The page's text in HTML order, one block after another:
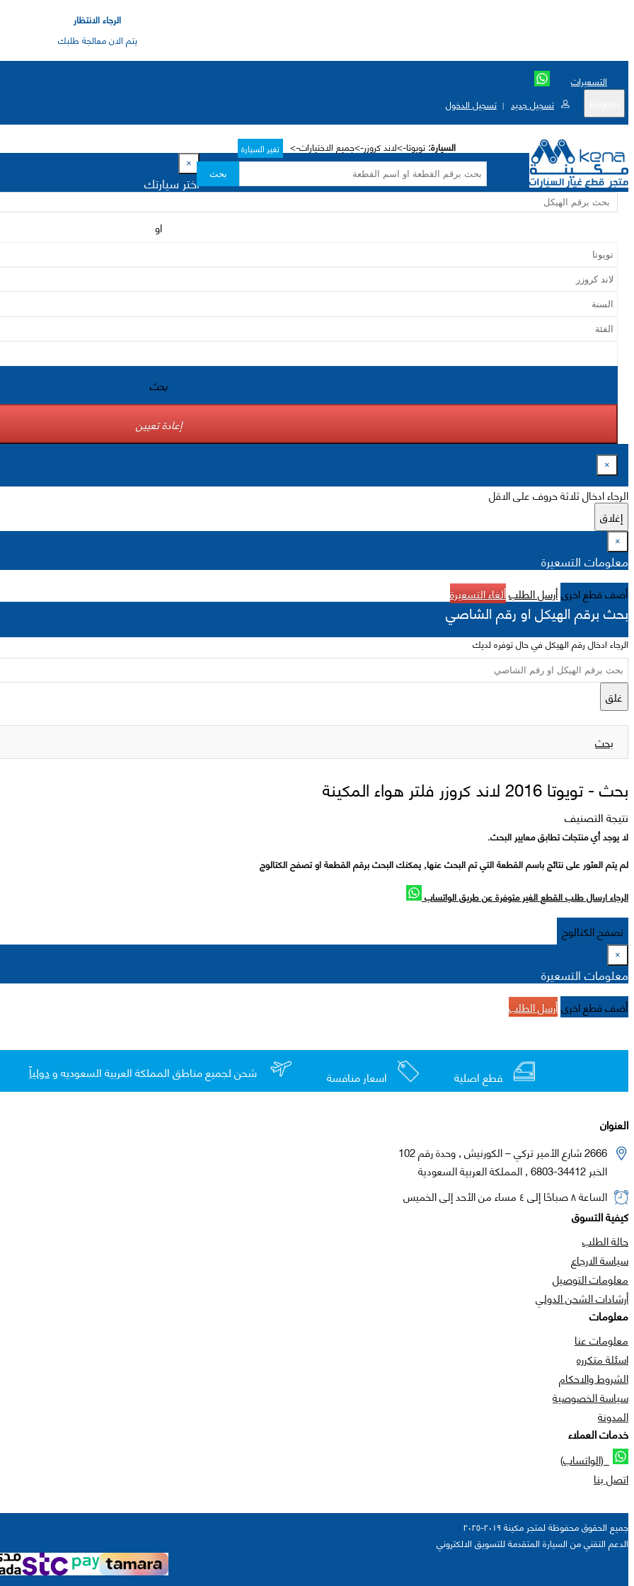
الرجاء الانتظار
يتم الان معالجة طلبك
التسعيرات
تسجيل جديد | تسجيل الدخول
السيارة: تويوتا->لاند كروزر->جميع الاختيارات-> تغير السيارة
بحث
×
اختر سيارتك
او
بحث
إعادة تعيين
×
الرجاء ادخال ثلاثة حروف على الاقل
إغلاق
×
معلومات التسعيرة
أضف قطع اخرىأرسل الطلبألغاء التسعيرة
بحث برقم الهيكل او رقم الشاصي
الرجاء ادخال رقم الهيكل في حال توفره لديك
غلق
بحث
بحث -تويوتا 2016 لاند كروزر فلتر هواء المكينة
نتيجة التصنيف
لا يوجد أي منتجات تطابق معايير البحث.
لم يتم العثور على نتائج باسم القطعة التي تم البحث عنها, يمكنك البحث برقم القطعة او تصفح الكتالوج
الرجاء ارسال طلب القطع الغير متوفرة عن طريق الواتساب
تصفح الكتالوج
×
معلومات التسعيرة
أضف قطع اخرىأرسل الطلب
قطع اصلية اسعار منافسة شحن لجميع مناطق المملكة العربية السعوديه ودولياً
العنوان
2666 شارع الأمير تركي – الكورنيش , وحدة رقم 102
الخبر 34412-6803 , المملكة العربية السعودية
الساعة ٨ صباحًا إلى ٤ مساء من الأحد إلى الخميس
كيفية التسوق
حالة الطلب
سياسة الارجاع
معلومات التوصيل
أرشادات الشحن الدولي
معلومات
معلومات عنا
اسئلة متكرره
الشروط والاحكام
سياسة الخصوصية
المدونة
خدمات العملاء
(الواتساب)
اتصل بنا
جميع الحقوق محفوظة لمتجر مكينة ٢٠١٩-٢٠٢٥
الدعم التقني من السيارة المتقدمة للتسويق الالكتروني